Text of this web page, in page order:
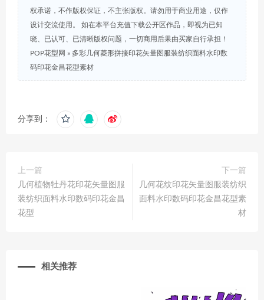
权承诺，不作版权保证，不主张版权。请勿用于商业用途，仅作
设计交流使用。 如在本平台充值下载公开区作品，即视为已知
晓、已认可、已清晰版权问题，一切商用后果由买家自行承担！
POP花型网 » 多彩几何菱形拼接印花矢量图服装纺织面料水印数
码印花金昌花型素材
分享到：
上一篇
几何植物牡丹花印花矢量图服
装纺织面料水印数码印花金昌
花型
下一篇
几何花纹印花矢量图服装纺织
面料水印数码印花金昌花型素
材
相关推荐